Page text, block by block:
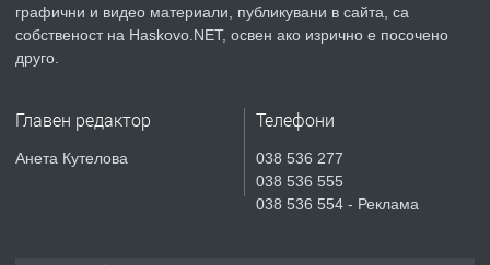
ПРЕДЛАГА СГЛОБЯВАНЕ НА МЕБЕЛИ.
№4119 Едностаен обзаведен
графични и видео материали, публикувани в сайта, са
собственост на Haskovo.NET, освен ако изрично е посочено
друго.
Главен редактор
Анета Кутелова
Телефони
038 536 277
038 536 555
038 536 554 - Реклама